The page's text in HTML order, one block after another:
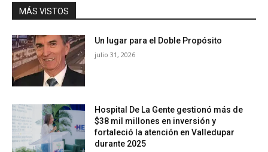
MÁS VISTOS
Un lugar para el Doble Propósito
julio 31, 2026
Hospital De La Gente gestionó más de
$38 mil millones en inversión y
fortaleció la atención en Valledupar
durante 2025